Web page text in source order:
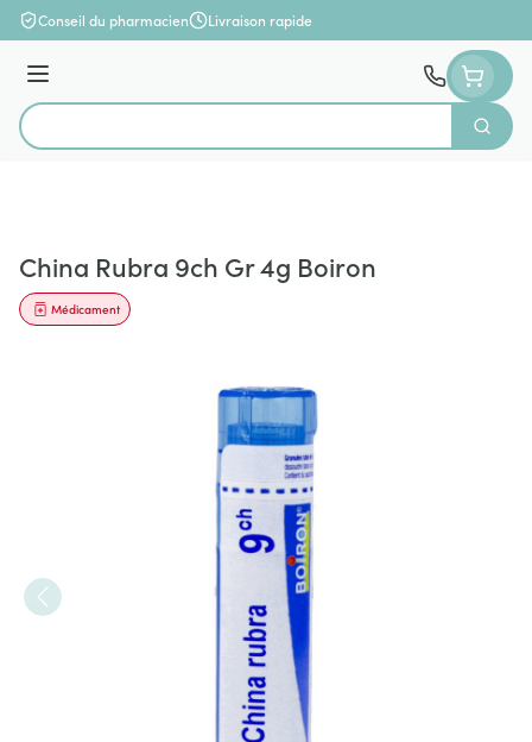
Aller au contenu
Conseil du pharmacien Livraison rapide
Menu
Rechercher
China Rubra 9ch Gr 4g Boiron
Médicament